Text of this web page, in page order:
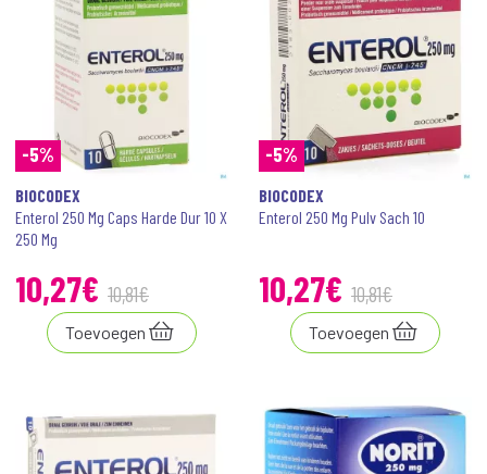
-5%
BIOCODEX
Enterol 250 Mg Caps Harde Dur 10 X
250 Mg
10,27€ 10,81€
Toevoegen
-5%
BIOCODEX
Enterol 250 Mg Pulv Sach 10
10,27€ 10,81€
Toevoegen